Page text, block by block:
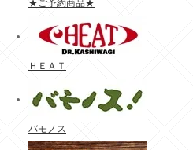
★ご予約商品★
ＨＥＡＴ
バモノス